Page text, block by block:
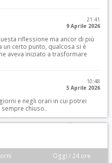
21:41
9 Aprile 2026
riflessione ma ancor di più
un certo punto, qualcosa si è
aveva iniziato a trasformare
10:48
5 Aprile 2026
e negli orari in cui potrei
chiuso..
Oggi / 24 ore